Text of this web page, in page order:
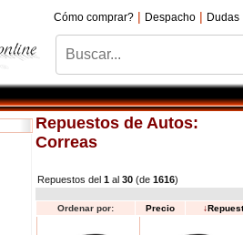
Cómo comprar? | Despacho | Dudas
Repuestos de Autos:
Correas
Repuestos del 1 al 30 (de 1616)
Ordenar por: Precio ↓